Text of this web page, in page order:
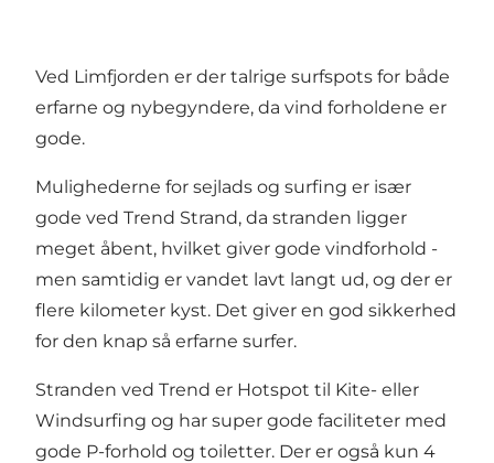
Ved Limfjorden er der talrige surfspots for både
erfarne og nybegyndere, da vind forholdene er
gode.
Mulighederne for sejlads og surfing er især
gode ved Trend Strand, da stranden ligger
meget åbent, hvilket giver gode vindforhold -
men samtidig er vandet lavt langt ud, og der er
flere kilometer kyst. Det giver en god sikkerhed
for den knap så erfarne surfer.
Stranden ved Trend er Hotspot til Kite- eller
Windsurfing og har super gode faciliteter med
gode P-forhold og toiletter. Der er også kun 4